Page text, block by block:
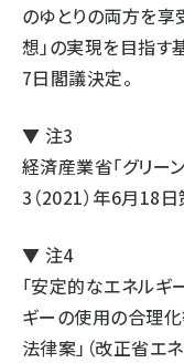
のゆとりの両方を享
想」の実現を目指す
7日閣議決定。
▼ 注3
経済産業省「グリー
3（2021）年6月18日
▼ 注4
「安定的なエネルギ
ギーの使用の合理
法律案」（改正省エ